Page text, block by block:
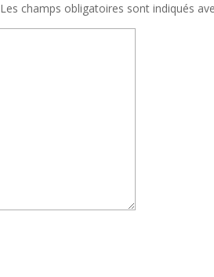
Les champs obligatoires sont indiqués